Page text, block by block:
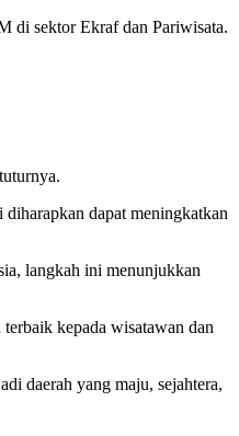
di sektor Ekraf dan Pariwisata.
dapat meningkatkan
langkah ini menunjukkan
kepada wisatawan dan
daerah yang maju, sejahtera,